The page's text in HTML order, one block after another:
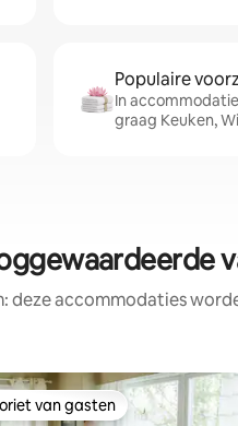
Populaire
In
graag Keuken,
deze accommodaties
van gasten
van gasten